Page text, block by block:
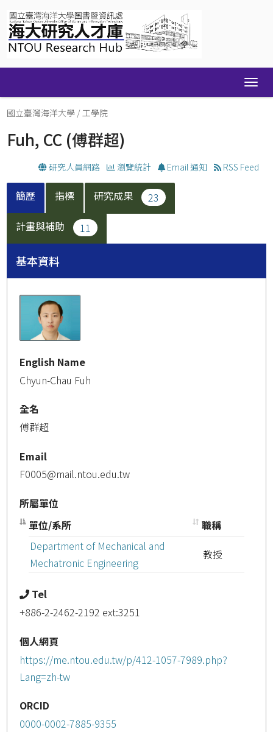
navigation
國立臺灣海洋大學 /工學院
Fuh, CC (傅群超)
研究人員網路 瀏覽統計 Email 通知 RSS Feed
簡歷 指標 研究成果
23
計畫與補助
11
基本資料
English Name
Chyun-Chau Fuh
全名
傅群超
Email
F0005@mail.ntou.edu.tw
所屬單位
單位/系所
職稱
Department of Mechanical and
Mechatronic Engineering
教授
Tel
+886-2-2462-2192 ext:3251
個人網頁
https://me.ntou.edu.tw/p/412-1057-7989.php?
Lang=zh-tw
ORCID
0000-0002-7885-9355